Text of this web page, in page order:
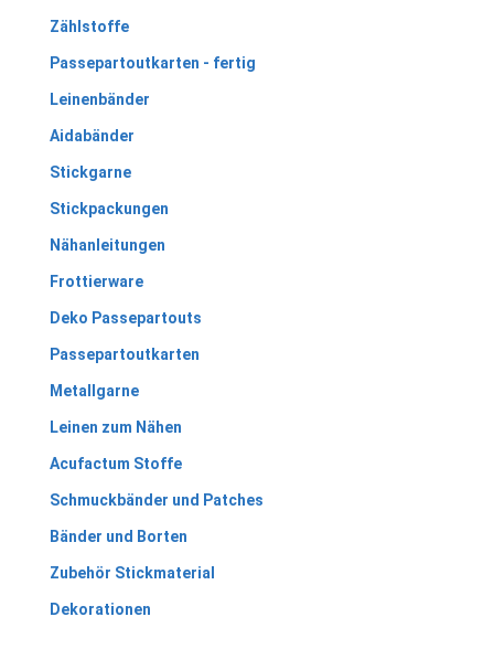
Zählstoffe
Passepartoutkarten - fertig
Leinenbänder
Aidabänder
Stickgarne
Stickpackungen
Nähanleitungen
Frottierware
Deko Passepartouts
Passepartoutkarten
Metallgarne
Leinen zum Nähen
Acufactum Stoffe
Schmuckbänder und Patches
Bänder und Borten
Zubehör Stickmaterial
Dekorationen